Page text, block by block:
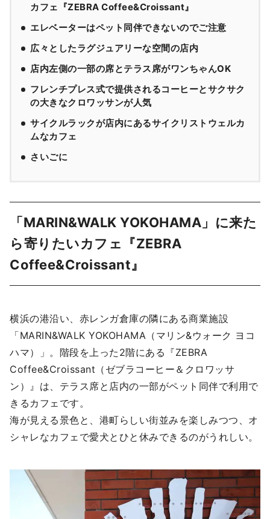
カフェ『ZEBRA Coffee&Croissant』
エレベーターはペット同伴できないのでご注意
広々としたラグジュアリーな空間の店内
店内左側の一部の席とテラス席がワンちゃんOK
フレンチプレス式で提供されるコーヒーとサクサク
の大きなクロワッサンが人気
サイクルラックが店内にあるサイクリストウェルカ
ムなカフェ
さいごに
「MARIN&WALK YOKOHAMA」に来た
ら寄りたいカフェ『ZEBRA
Coffee&Croissant』
横浜の港沿い、赤レンガ倉庫の隣にある商業施設
「MARIN&WALK YOKOHAMA（マリン&ウォーク ヨコ
ハマ）」。階段を上った2階にある『ZEBRA
Coffee&Croissant（ゼブラコーヒー＆クロワッサ
ン）』は、テラス席と店内の一部がペット同伴で利用で
きるカフェです。
海が見える景色と、港町らしい街並みを楽しみつつ、オ
シャレなカフェで愛犬とひと休みできるのがうれしい。